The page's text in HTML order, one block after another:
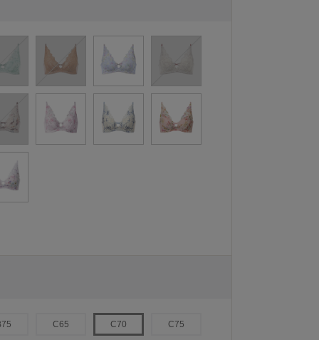
C65 C70 C75